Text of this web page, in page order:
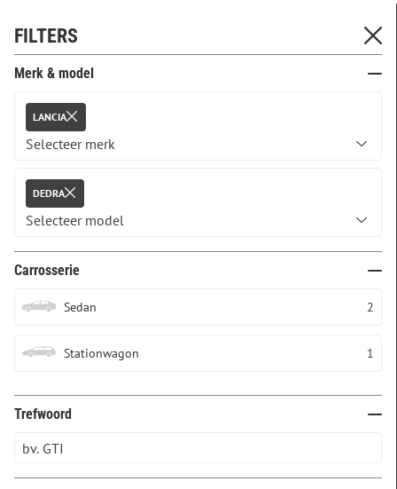
FILTERS
Merk & model
LANCIA
DEDRA
Carrosserie
Sedan 2
Stationwagon 1
Trefwoord